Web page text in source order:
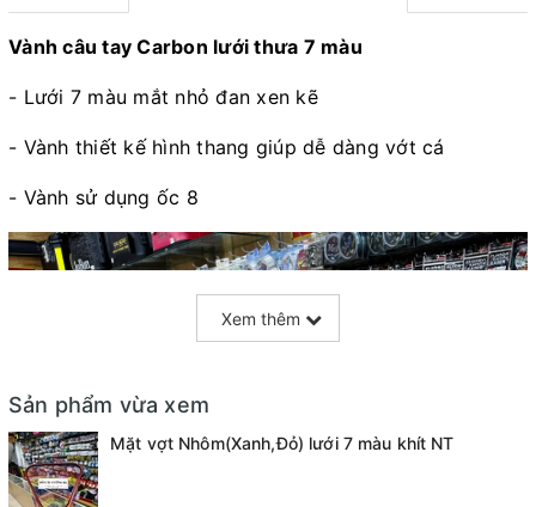
Vành câu tay Carbon lưới thưa 7 màu
- Lưới 7 màu mắt nhỏ đan xen kẽ
- Vành thiết kế hình thang giúp dễ dàng vớt cá
- Vành sử dụng ốc 8
Xem thêm
Sản phẩm vừa xem
Mặt vợt Nhôm(Xanh,Đỏ) lưới 7 màu khít NT